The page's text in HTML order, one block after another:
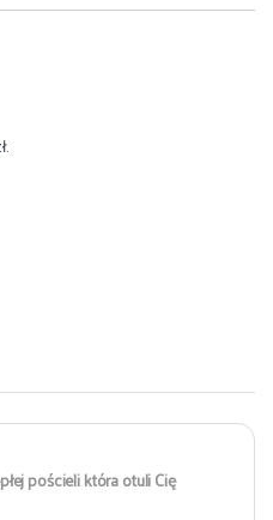
.
pościeli która otuli Cię